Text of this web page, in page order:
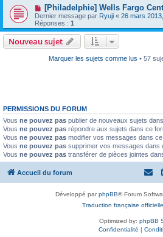
[Philadelphie] Wells Fargo
Dernier message par Ryuji « 26 mars
Réponses : 1
Nouveau sujet
Marquer les sujets comme lus • 57
PERMISSIONS DU FORUM
Vous ne pouvez pas publier de nouveaux sujets
Vous ne pouvez pas répondre aux sujets dans ce
Vous ne pouvez pas modifier vos messages dans
Vous ne pouvez pas supprimer vos messages dans
Vous ne pouvez pas transférer de pièces jointes
Accueil du forum
Développé parphpBB® Forum
Traduction française officielle
Optimized by: phpBB
Confidentialité